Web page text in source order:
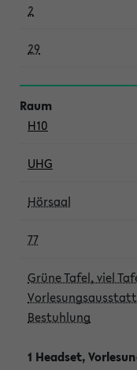
2
29
H10
UHG
Hörsaal
77
Grüne Tafel, viel
Bestuhlung
1 Headset,